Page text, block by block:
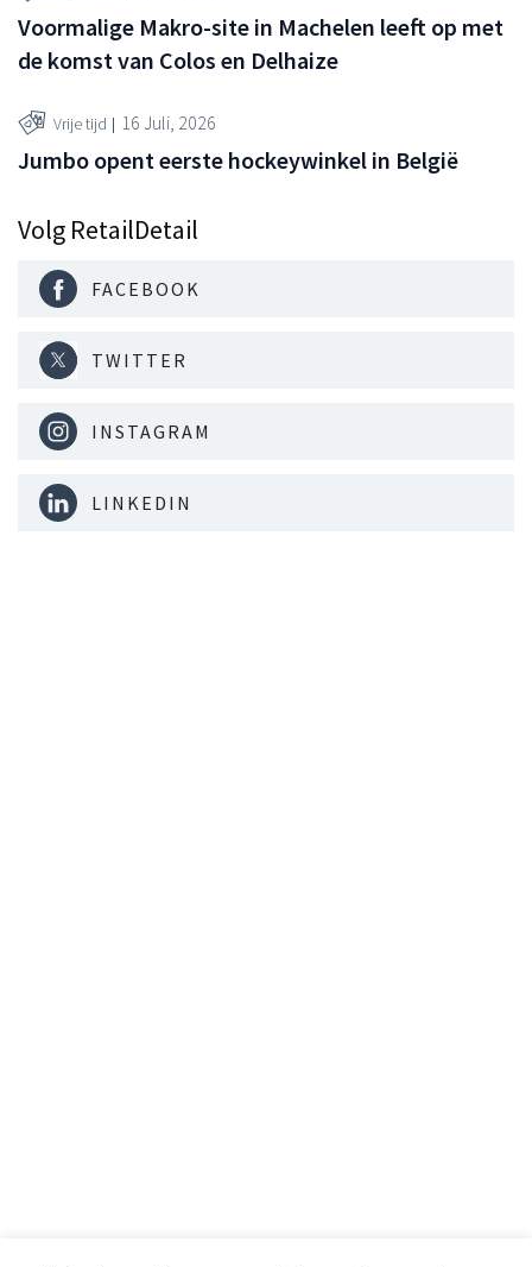
Voormalige Makro-site in Machelen leeft op met
de komst van Colos en Delhaize
Vrije tijd 16 Juli, 2026
Jumbo opent eerste hockeywinkel in België
Volg RetailDetail
FACEBOOK
TWITTER
INSTAGRAM
LINKEDIN